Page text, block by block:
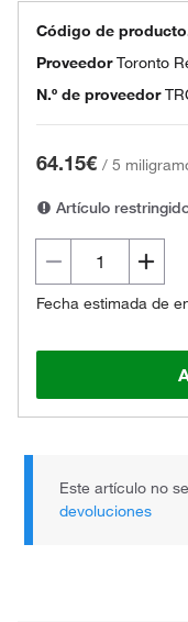
Código de
ProveedorToronto
N.º de proveedor
64.15€ / 5
Artículo
Fecha estimada de
Este artículo no
devoluciones